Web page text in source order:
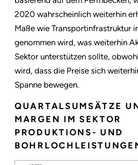
2020 wahrscheinlich weiterhin
Maße wie Transportinfrastruktur
genommen wird, was weiterhin
Sektor unterstützen sollte,
wird, dass die Preise sich
Spanne bewegen.
QUARTALSUMSÄTZE
MARGEN IM SEKTOR
PRODUKTIONS- UND